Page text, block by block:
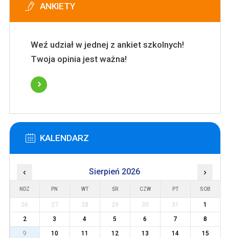
ANKIETY
Weź udział w jednej z ankiet szkolnych!
Twoja opinia jest ważna!
KALENDARZ
‹ Sierpień 2026 ›
NDZ PN WT ŚR CZW PT SOB
26 27 28 29 30 31
1
2
3 4 5 6 7
8
9
10 11 12 13 14
15